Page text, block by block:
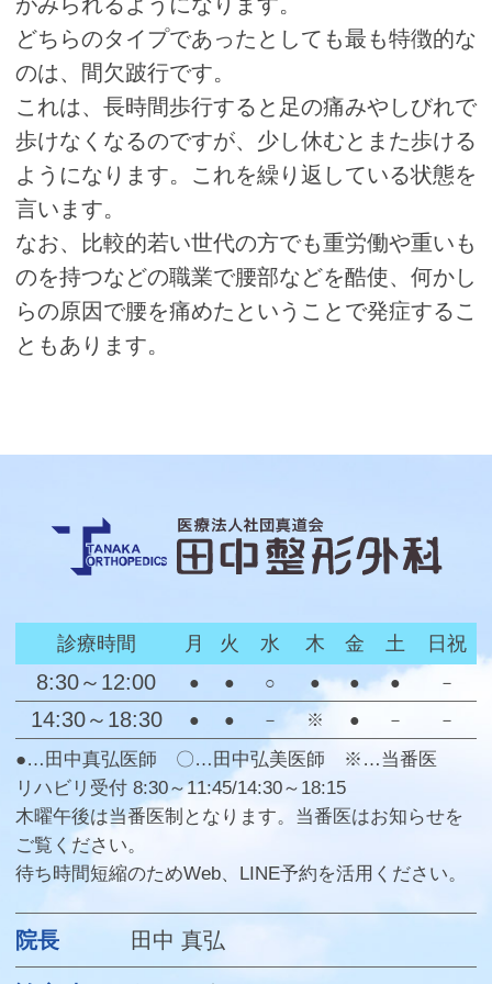
どちらのタイプであったとしても最も特徴的な
のは、間欠跛行です。
これは、長時間歩行すると足の痛みやしびれで
歩けなくなるのですが、少し休むとまた歩ける
ようになります。これを繰り返している状態を
言います。
なお、比較的若い世代の方でも重労働や重いも
のを持つなどの職業で腰部などを酷使、何かし
らの原因で腰を痛めたということで発症するこ
ともあります。
●…田中真弘医師 〇…田中弘美医師 ※…当番医
リハビリ受付 8:30～11:45/14:30～18:15
木曜午後は当番医制となります。当番医はお知らせを
ご覧ください。
待ち時間短縮のためWeb、LINE予約を活用ください。
診療時間 月 火 水 木 金 土 日祝
8:30～12:00 ● ● ○ ● ● ● －
14:30～18:30 ● ● － ※ ● － －
院長 田中 真弘